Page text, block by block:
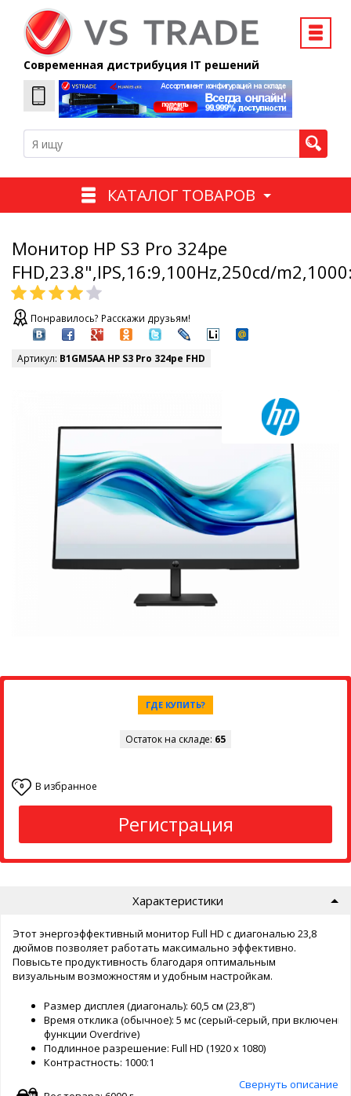
Современная дистрибуция IT решений
КАТАЛОГ ТОВАРОВ
Монитор HP S3 Pro 324pe
FHD,23.8",IPS,16:9,100Hz,250cd/
Понравилось? Расскажи друзьям!
Артикул: B1GM5AA HP S3 Pro 324pe FHD
ГДЕ КУПИТЬ?
Остаток на складе: 65
0 В избранное
Регистрация
Характеристики
Этот энергоэффективный монитор Full HD с диагональю 23,8
дюймов позволяет работать максимально эффективно.
Повысьте продуктивность благодаря оптимальным
визуальным возможностям и удобным настройкам.
Размер дисплея (диагональ): 60,5 см (23,8")
Время отклика (обычное): 5 мс (серый-серый, при включении
функции Overdrive)
Подлинное разрешение: Full HD (1920 x 1080)
Контрастность: 1000:1
Свернуть описание